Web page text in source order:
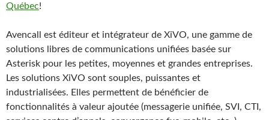
Québec!
Avencall est éditeur et intégrateur de XiVO, une gamme de
solutions libres de communications unifiées basée sur
Asterisk pour les petites, moyennes et grandes entreprises.
Les solutions XiVO sont souples, puissantes et
industrialisées. Elles permettent de bénéficier de
fonctionnalités à valeur ajoutée (messagerie unifiée, SVI, CTI,